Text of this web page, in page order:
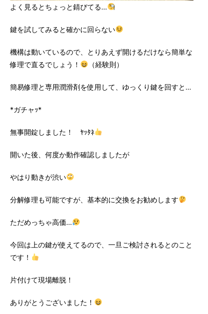
よく見るとちょっと錆びてる…
鍵を試してみると確かに回らない
機構は動いているので、とりあえず開けるだけなら簡単な
修理で直るでしょう！
（経験則）
簡易修理と専用潤滑剤を使用して、ゆっくり鍵を回すと…
*ガチャｯ*
無事開錠しました！ ﾔｯﾀﾈ
開いた後、何度か動作確認しましたが
やはり動きが渋い
分解修理も可能ですが、基本的に交換をお勧めします
ただめっちゃ高価…
今回は上の鍵が使えてるので、一旦ご検討されるとのこと
です！
片付けて現場離脱！
ありがとうございました！